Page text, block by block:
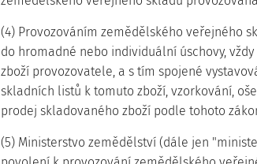
(4) Provozováním zemědělského veřejného
do hromadné nebo individuální úschovy,
zboží provozovatele, a s tím spojené
skladních listů k tomuto zboží, vzorkování,
prodej skladovaného zboží podle tohoto
(5) Ministerstvo zemědělství (dále jen